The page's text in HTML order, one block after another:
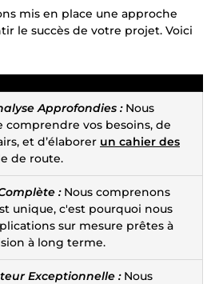
mis en place une approche
le succès de votre projet. Voici
Approfondies :Nous
comprendre vos besoins, de
et d’élaborer un cahier des
de route.
:Nous comprenons
unique, c'est pourquoi nous
sur mesure prêtes à
à long terme.
Exceptionnelle :Nous